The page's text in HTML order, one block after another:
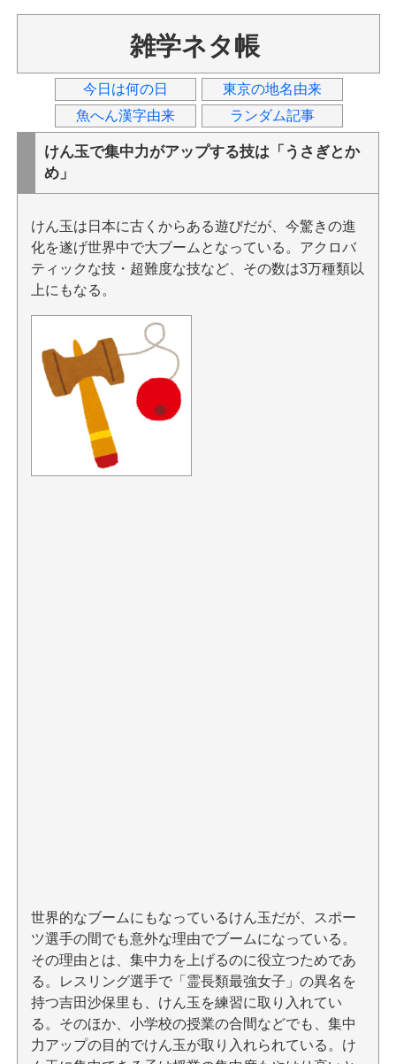
雑学ネタ帳
今日は何の日
東京の地名由来
魚へん漢字由来
ランダム記事
けん玉で集中力がアップする技は「うさぎとか
め」
けん玉は日本に古くからある遊びだが、今驚きの進
化を遂げ世界中で大ブームとなっている。アクロバ
ティックな技・超難度な技など、その数は3万種類以
上にもなる。
世界的なブームにもなっているけん玉だが、スポー
ツ選手の間でも意外な理由でブームになっている。
その理由とは、集中力を上げるのに役立つためであ
る。レスリング選手で「霊長類最強女子」の異名を
持つ吉田沙保里も、けん玉を練習に取り入れてい
る。そのほか、小学校の授業の合間などでも、集中
力アップの目的でけん玉が取り入れられている。け